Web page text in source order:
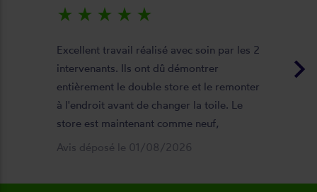
keyboard_arrow_right
star_rate star_rate star_rate star_rate star_rate
Excellent travail réalisé avec soin par les 2
intervenants. Ils ont dû démontrer
entièrement le double store et le remonter
à l'endroit avant de changer la toile. Le
store est maintenant comme neuf,
parfaitement positionné et fonctionnel. Je
Avis déposé le 01/08/2026